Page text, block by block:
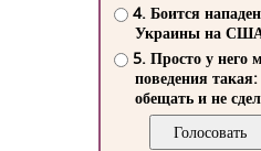
4. Боится
Украины на
5. Просто у него
поведения такая:
обещать и не